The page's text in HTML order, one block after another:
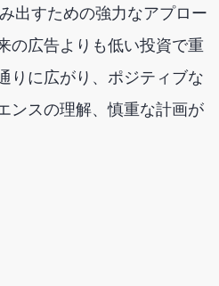
出すための強力なアプロー
の広告よりも低い投資で重
りに広がり、ポジティブな
ンスの理解、慎重な計画が